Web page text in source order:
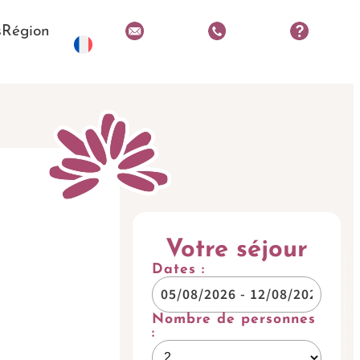
Région
Votre séjour
Dates :
Nombre de personnes
: